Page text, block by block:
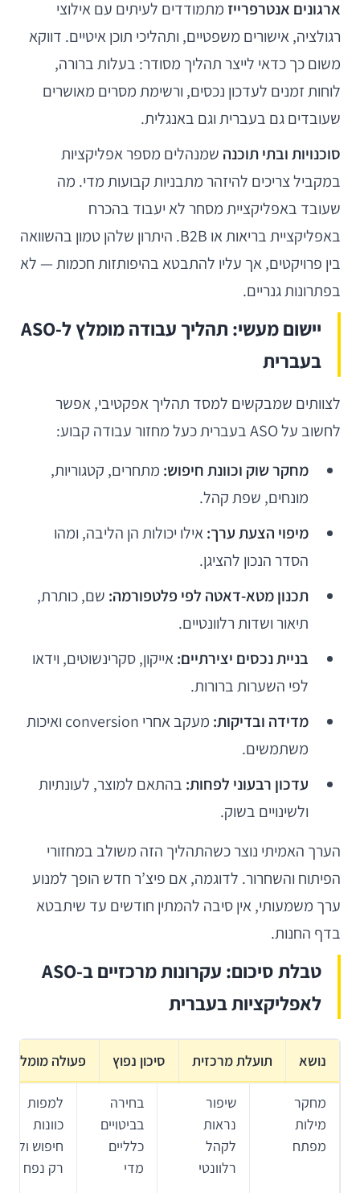
ארגונים אנטרפרייז מתמודדים לעיתים עם אילוצי
רגולציה, אישורים משפטיים, ותהליכי תוכן איטיים. דווקא
משום כך כדאי לייצר תהליך מסודר: בעלות ברורה,
לוחות זמנים לעדכון נכסים, ורשימת מסרים מאושרים
שעובדים גם בעברית וגם באנגלית.
סוכנויות ובתי תוכנה שמנהלים מספר אפליקציות
במקביל צריכים להיזהר מתבניות קבועות מדי. מה
שעובד באפליקציית מסחר לא יעבוד בהכרח
באפליקציית בריאות או B2B. היתרון שלהן טמון בהשוואה
בין פרויקטים, אך עליו להתבטא בהיפותזות חכמות — לא
בפתרונות גנריים.
יישום מעשי: תהליך עבודה מומלץ ל-ASO
בעברית
לצוותים שמבקשים למסד תהליך אפקטיבי, אפשר
לחשוב על ASO בעברית כעל מחזור עבודה קבוע:
מחקר שוק וכוונת חיפוש: מתחרים, קטגוריות,
מונחים, שפת קהל.
מיפוי הצעת ערך:אילו יכולות הן הליבה, ומהו
הסדר הנכון להציגן.
תכנון מטא-דאטה לפי פלטפורמה: שם, כותרת,
תיאור ושדות רלוונטיים.
בניית נכסים יצירתיים:אייקון, סקרינשוטים, וידאו
לפי השערות ברורות.
מדידה ובדיקות:
מעקב אחרי conversion ואיכות
משתמשים.
עדכון רבעוני לפחות: בהתאם למוצר, לעונתיות
ולשינויים בשוק.
הערך האמיתי נוצר כשהתהליך הזה משולב במחזורי
הפיתוח והשחרור. לדוגמה, אם פיצ’ר חדש הופך למנוע
ערך משמעותי, אין סיבה להמתין חודשים עד שיתבטא
בדף החנות.
טבלת סיכום: עקרונות מרכזיים ב-ASO
לאפליקציות בעברית
נושא תועלת מרכזית סיכון נפוץ פעולה מומלצת
מחקר
מילות
מפתח
שיפור
נראות
לקהל
רלוונטי
בחירה
בביטויים
כלליים
מדי
למפות
כוונות
חיפוש ולא
רק נפח